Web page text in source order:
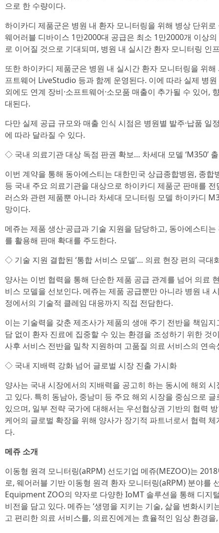
으로 한 수량이다.
하이카디 제품군은 병원 내 환자 모니터링을 위해 병상 단위
웨어러블 디바이스 1만2000대 공급은 최소 1만2000개 이상
로 이어질 것으로 기대되며, 병원 내 실시간 환자 모니터링 인
또한 하이카디 제품군은 병원 내 실시간 환자 모니터링을 위
프트웨어 LiveStudio 등과 함께 운영된다. 이에 따라 실제 병
외에도 연계 장비·소프트웨어·소모품 매출이 추가될 수 있어,
대된다.
다만 실제 공급 규모와 매출 인식 시점은 병원별 발주·납품 일
에 따라 달라질 수 있다.
◇ 국내 의료기관 대상 독점 판권 확보… 차세대 모델 ‘M350’
이번 계약을 통해 동아에스티는 대한민국 상급종합병원, 종합
등 국내 주요 의료기관을 대상으로 하이카디 제품군 판매를
러스와 관련 제품뿐 아니라 차세대 모니터링 모델 하이카디
망이다.
메쥬는 제품 생산·공급과 기술 지원을 담당하고, 동아에스티
를 활용해 판매 확대를 주도한다.
◇ 기술 지원 결합된 ‘통합 서비스 모델’… 의료 현장 편의 극대
양사는 이번 협력을 통해 단순한 제품 공급 관계를 넘어 의료
비스 모델을 선보인다. 메쥬는 제품 공급뿐만 아니라 병원 내
정에서의 기술적 클레임 대응까지 직접 전담한다.
이는 기술력을 갖춘 제조사가 제품의 생애 주기 전반을 책임
담 없이 환자 진료에 집중할 수 있는 환경을 조성하기 위한 것
사후 서비스 전반을 밀착 지원하며 고품질 의료 서비스의 연
◇ 국내 지배력 강화 넘어 글로벌 시장 진출 가시화
양사는 국내 시장에서의 지배력을 공고히 하는 동시에 해외
고 있다. 특히 동남아, 중남미 등 주요 해외 시장을 중심으로
있으며, 일부 전략 국가에 대해서는 우선협상권 기반의 협력
케어의 글로벌 확장을 위해 양사가 장기적 파트너로서 협력
다.
메쥬 소개
이동형 원격 모니터링(aRPM) 선도기업 메쥬(MEZOO)는
로, 웨어러블 기반 이동형 원격 환자 모니터링(aRPM) 분야를
Equipment ZOO의 약자로 다양한 IoMT 솔루션을 통해 디지
비전을 담고 있다. 메쥬는 ‘생명을 지키는 기술, 삶을 변화시키
고 편리한 의료 서비스를, 의료진에게는 효율적인 임상 환경